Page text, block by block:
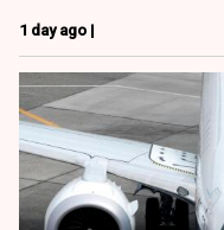
1 day ago |